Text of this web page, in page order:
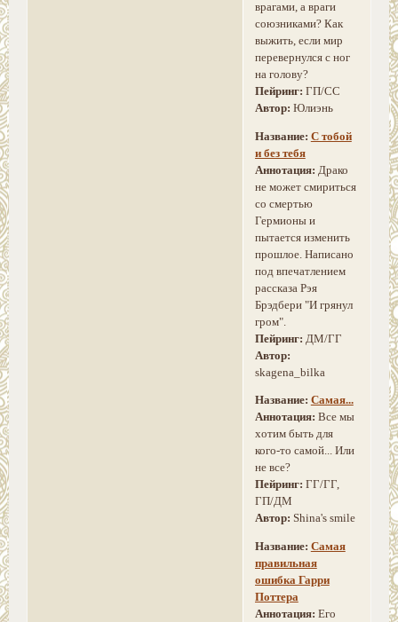
врагами, а враги
союзниками? Как
выжить, если мир
перевернулся с ног
на голову?
Пейринг: ГП/СС
Автор: Юлиэнь
Название: С тобой
и без тебя
Аннотация: Драко
не может смириться
со смертью
Гермионы и
пытается изменить
прошлое. Написано
под впечатлением
рассказа Рэя
Брэдбери "И грянул
гром".
Пейринг: ДМ/ГГ
Автор:
skagena_bilka
Название: Самая...
Аннотация: Все мы
хотим быть для
кого-то самой... Или
не все?
Пейринг: ГГ/ГГ,
ГП/ДМ
Автор: Shina's smile
Название: Самая
правильная
ошибка Гарри
Поттера
Аннотация: Его